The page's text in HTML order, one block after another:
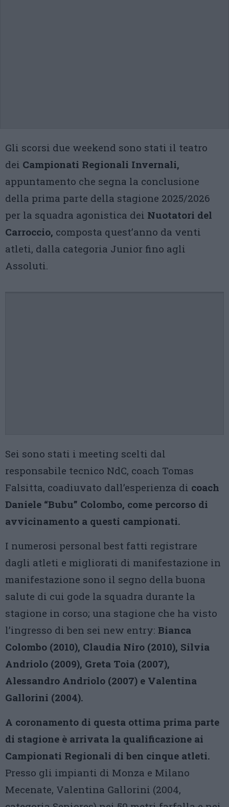
Gli scorsi due weekend sono stati il teatro
dei Campionati Regionali Invernali,
appuntamento che segna la conclusione
della prima parte della stagione 2025/2026
per la squadra agonistica dei Nuotatori del
Carroccio, composta quest’anno da venti
atleti, dalla categoria Junior fino agli
Assoluti.
Sei sono stati i meeting scelti dal
responsabile tecnico NdC, coach Tomas
Falsitta, coadiuvato dall’esperienza di coach
Daniele “Bubu” Colombo, come percorso di
avvicinamento a questi campionati.
I numerosi personal best fatti registrare
dagli atleti e migliorati di manifestazione in
manifestazione sono il segno della buona
salute di cui gode la squadra durante la
stagione in corso; una stagione che ha visto
l’ingresso di ben sei new entry: Bianca
Colombo (2010), Claudia Niro (2010), Silvia
Andriolo (2009), Greta Toia (2007),
Alessandro Andriolo (2007) e Valentina
Gallorini (2004).
A coronamento di questa ottima prima parte
di stagione è arrivata la qualificazione ai
Campionati Regionali di ben cinque atleti.
Presso gli impianti di Monza e Milano
Mecenate, Valentina Gallorini (2004,